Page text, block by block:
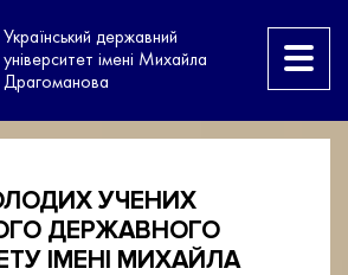
Український державний
університет імені Михайла
Драгоманова
УЧЕНИХ
ДЕРЖАВНОГО
ІМЕНІ МИХАЙЛА